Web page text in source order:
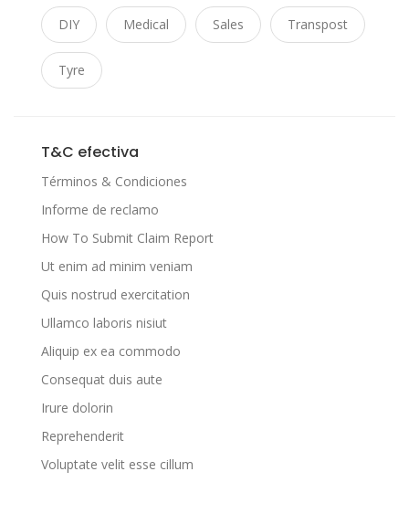
DIY Medical Sales Transpost
Tyre
T&C efectiva
Términos & Condiciones
Informe de reclamo
How To Submit Claim Report
Ut enim ad minim veniam
Quis nostrud exercitation
Ullamco laboris nisiut
Aliquip ex ea commodo
Consequat duis aute
Irure dolorin
Reprehenderit
Voluptate velit esse cillum